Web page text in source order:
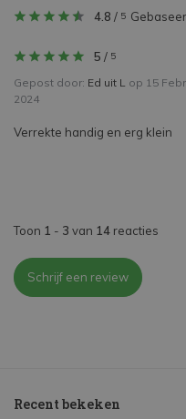
4.8 / 5
5 / 5
Gepost door: Ed uit L op 15
2024
Verrekte handig en erg klein
Toon 1 - 3 van 14 reacties
Schrijf een review
Recent bekeken